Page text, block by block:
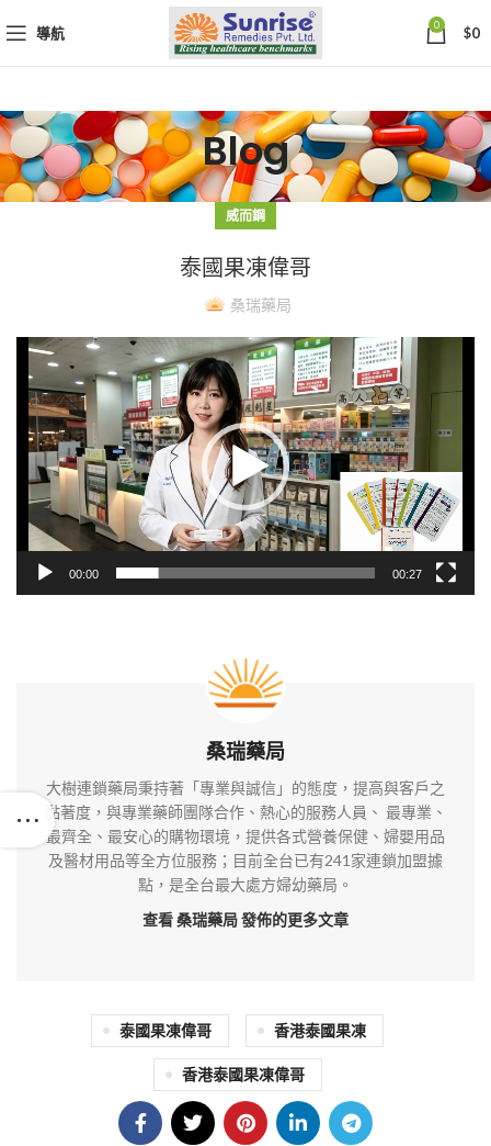
導航 0 $0
Blog
威而鋼
泰國果凍偉哥
桑瑞藥局
視
訊
播
放
器
00:00 00:27
桑瑞藥局
大樹連鎖藥局秉持著「專業與誠信」的態度，提高與客戶之
黏著度，與專業藥師團隊合作、熱心的服務人員、 最專業、
最齊全、最安心的購物環境，提供各式營養保健、婦嬰用品
及醫材用品等全方位服務；目前全台已有241家連鎖加盟據
點，是全台最大處方婦幼藥局。
查看 桑瑞藥局發佈的更多文章
泰國果凍偉哥 香港泰國果凍
香港泰國果凍偉哥